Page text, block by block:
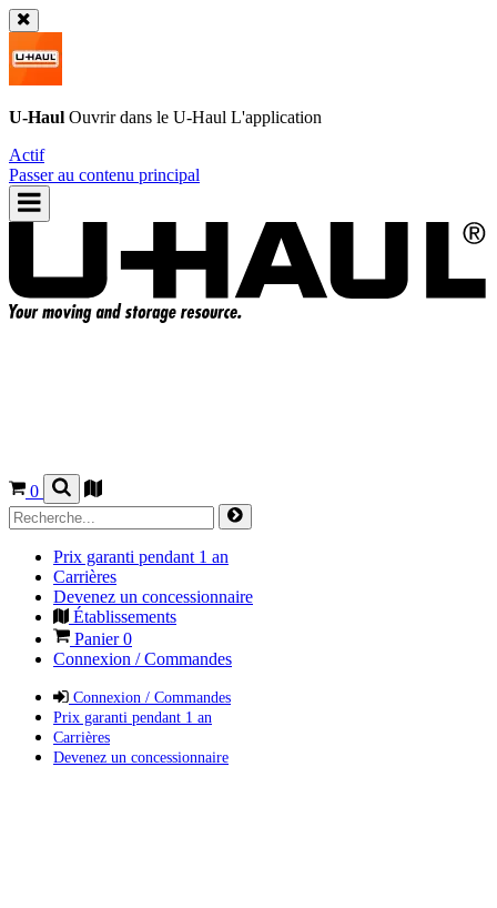
U-Haul Ouvrir dans le U-Haul L'application
Actif
Passer au contenu principal
0
Prix garanti pendant 1 an
Carrières
Devenez un concessionnaire
Établissements
Panier0
Connexion / Commandes
Connexion / Commandes
Prix garanti pendant 1 an
Carrières
Devenez un concessionnaire